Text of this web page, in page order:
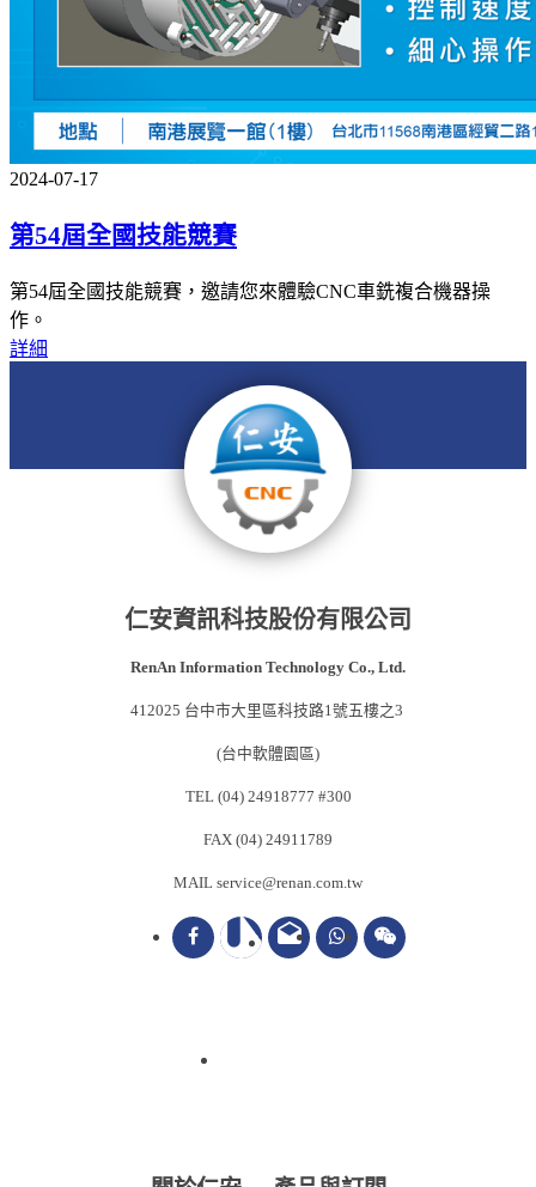
2024-07-17
第54屆全國技能競賽
第54屆全國技能競賽，邀請您來體驗CNC車銑複合機器操
作。
詳細
仁安資訊科技股份有限公司
RenAn Information Technology Co., Ltd.
412025 台中市大里區科技路1號五樓之3
(台中軟體園區)
TEL (04) 24918777 #300
FAX (04) 24911789
MAIL service@renan.com.tw
drafts